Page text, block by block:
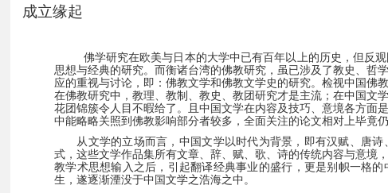
成立缘起
佛学研究在欧美与日本的大学中已有百年以上的历史，但反
思想与经典的研究。而衡诸台湾的佛教研究，虽已涉及了教史、哲
应的重视与讨论，即：佛教文学和佛教文学史的研究。检视中国佛
在佛教研究中，教理、教制、教史、教团研究才是主流；在中国文
花团锦簇令人目不暇给了。且中国文学在内容及技巧、意境各方面
中能略略关照到佛教影响部分者较多，全面关注的论文相对上毕竟仍
从文学的立场而言，中国文学以时代为背景，即有汉赋、唐
式，这些文学作品集所有文章、辞、赋、歌、诗的传统内容与意境
教学术思想输入之后，引起翻译经典事业的盛行，更是别帜一格
生，遂逐渐湮没于中国文学之浩海之中。